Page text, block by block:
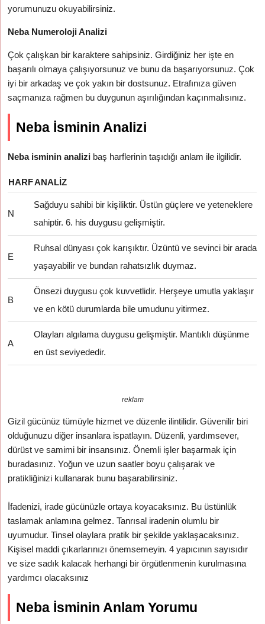
yorumunuzu okuyabilirsiniz.
Neba Numeroloji Analizi
Çok çalışkan bir karaktere sahipsiniz. Girdiğiniz her işte en
başarılı olmaya çalışıyorsunuz ve bunu da başarıyorsunuz. Çok
iyi bir arkadaş ve çok yakın bir dostsunuz. Etrafınıza güven
saçmanıza rağmen bu duygunun aşırılığından kaçınmalısınız.
Neba İsminin Analizi
Neba isminin analizi baş harflerinin taşıdığı anlam ile ilgilidir.
HARFANALIZ
N
Sağduyu sahibi bir kişiliktir. Üstün güçlere ve yeteneklere
sahiptir. 6. his duygusu gelişmiştir.
E
Ruhsal dünyası çok karışıktır. Üzüntü ve sevinci bir arada
yaşayabilir ve bundan rahatsızlık duymaz.
B
Önsezi duygusu çok kuvvetlidir. Herşeye umutla yaklaşır
ve en kötü durumlarda bile umudunu yitirmez.
A
Olayları algılama duygusu gelişmiştir. Mantıklı düşünme
en üst seviyededir.
reklam
Gizil gücünüz tümüyle hizmet ve düzenle ilintilidir. Güvenilir biri
olduğunuzu diğer insanlara ispatlayın. Düzenli, yardımsever,
dürüst ve samimi bir insansınız. Önemli işler başarmak için
buradasınız. Yoğun ve uzun saatler boyu çalışarak ve
pratikliğinizi kullanarak bunu başarabilirsiniz.
İfadenizi, irade gücünüzle ortaya koyacaksınız. Bu üstünlük
taslamak anlamına gelmez. Tanrısal iradenin olumlu bir
uyumudur. Tinsel olaylara pratik bir şekilde yaklaşacaksınız.
Kişisel maddi çıkarlarınızı önemsemeyin. 4 yapıcının sayısıdır
ve size sadık kalacak herhangi bir örgütlenmenin kurulmasına
yardımcı olacaksınız
Neba İsminin Anlam Yorumu